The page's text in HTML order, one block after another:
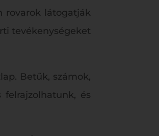
rovarok látogatják
tevékenységeket
Betűk, számok,
és